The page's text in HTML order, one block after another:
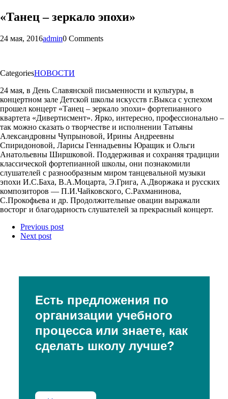
«Танец – зеркало эпохи»
24 мая, 2016admin0 Comments
CategoriesНОВОСТИ
24 мая, в День Славянской письменности и культуры, в
концертном зале Детской школы искусств г.Выкса с успехом
прошел концерт «Танец – зеркало эпохи» фортепианного
квартета «Дивертисмент». Ярко, интересно, профессионально –
так можно сказать о творчестве и исполнении Татьяны
Александровны Чупрыновой, Ирины Андреевны
Спиридоновой, Ларисы Геннадьевны Юращик и Ольги
Анатольевны Ширшковой. Поддерживая и сохраняя традиции
классической фортепианной школы, они познакомили
слушателей с разнообразным миром танцевальной музыки
эпохи И.С.Баха, В.А.Моцарта, Э.Грига, А.Дворжака и русских
композиторов — П.И.Чайковского, С.Рахманинова,
С.Прокофьева и др. Продолжительные овации выражали
восторг и благодарность слушателей за прекрасный концерт.
Previous post
Next post
Есть предложения по
организации учебного
процесса или знаете, как
сделать школу лучше?